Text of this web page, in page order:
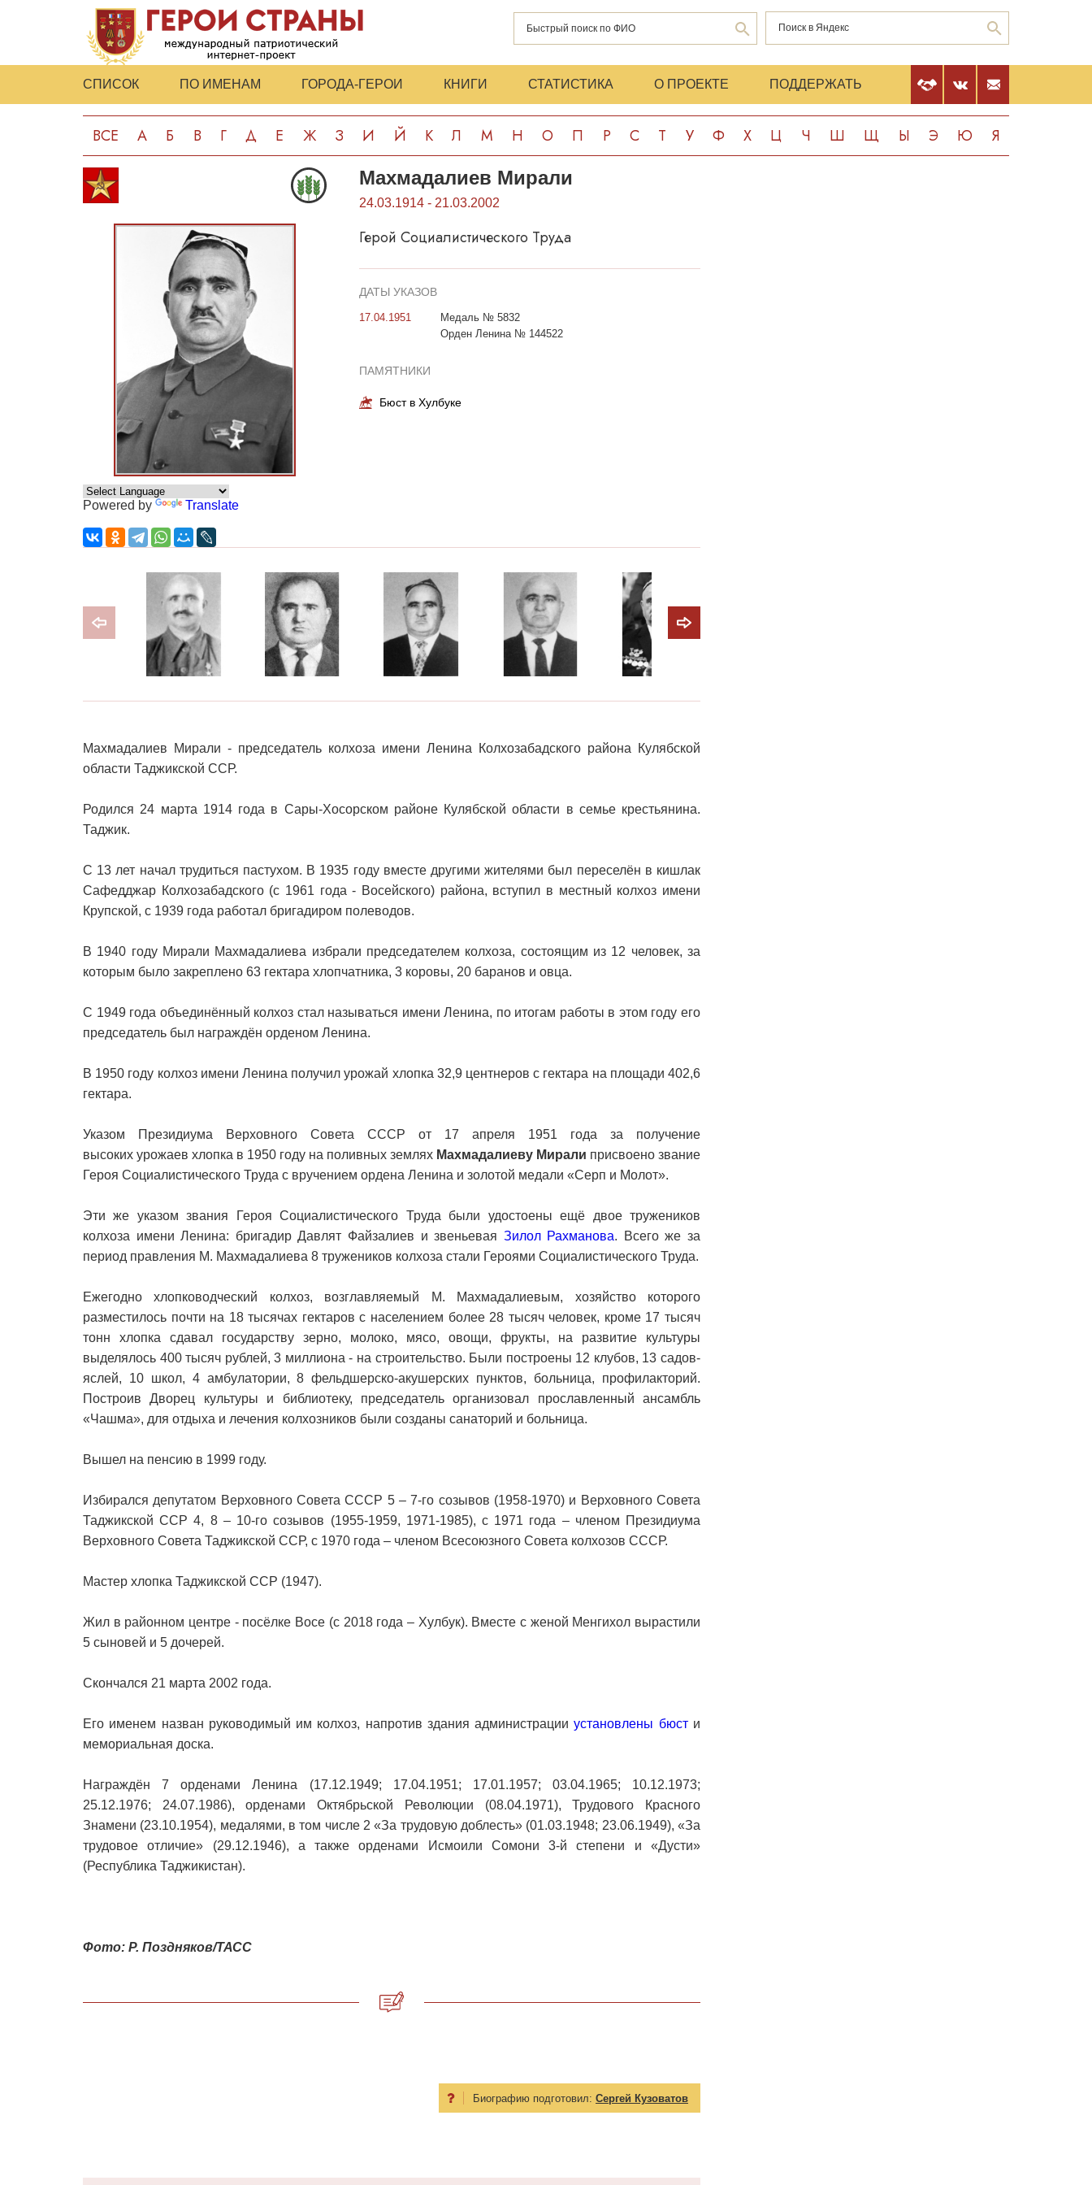
СПИСОК ПО ИМЕНАМ ГОРОДА-ГЕРОИ КНИГИ СТАТИСТИКА О ПРОЕКТЕ ПОДДЕРЖАТЬ
ВСЕ А Б В Г Д Е Ж З И Й К Л М Н О П Р С Т У Ф Х Ц Ч Ш Щ Ы Э Ю Я
Powered by Translate
Махмадалиев Мирали
24.03.1914 - 21.03.2002
Герой Социалистического Труда
ДАТЫ УКАЗОВ
17.04.1951
Медаль № 5832
Орден Ленина № 144522
ПАМЯТНИКИ
Бюст в Хулбуке
Махмадалиев Мирали - председатель колхоза имени Ленина Колхозабадского района Кулябской
области Таджикской ССР.
Родился 24 марта 1914 года в Сары-Хосорском районе Кулябской области в семье крестьянина.
Таджик.
С 13 лет начал трудиться пастухом. В 1935 году вместе другими жителями был переселён в кишлак
Сафедджар Колхозабадского (с 1961 года - Восейского) района, вступил в местный колхоз имени
Крупской, с 1939 года работал бригадиром полеводов.
В 1940 году Мирали Махмадалиева избрали председателем колхоза, состоящим из 12 человек, за
которым было закреплено 63 гектара хлопчатника, 3 коровы, 20 баранов и овца.
С 1949 года объединённый колхоз стал называться имени Ленина, по итогам работы в этом году его
председатель был награждён орденом Ленина.
В 1950 году колхоз имени Ленина получил урожай хлопка 32,9 центнеров с гектара на площади 402,6
гектара.
Указом Президиума Верховного Совета СССР от 17 апреля 1951 года за получение
высоких урожаев хлопка в 1950 году на поливных землях Махмадалиеву Мирали присвоено звание
Героя Социалистического Труда с вручением ордена Ленина и золотой медали «Серп и Молот».
Эти же указом звания Героя Социалистического Труда были удостоены ещё двое тружеников
колхоза имени Ленина: бригадир Давлят Файзалиев и звеньевая Зилол Рахманова. Всего же за
период правления М. Махмадалиева 8 тружеников колхоза стали Героями Социалистического Труда.
Ежегодно хлопководческий колхоз, возглавляемый М. Махмадалиевым, хозяйство которого
разместилось почти на 18 тысячах гектаров с населением более 28 тысяч человек, кроме 17 тысяч
тонн хлопка сдавал государству зерно, молоко, мясо, овощи, фрукты, на развитие культуры
выделялось 400 тысяч рублей, 3 миллиона - на строительство. Были построены 12 клубов, 13 садов-
яслей, 10 школ, 4 амбулатории, 8 фельдшерско-акушерских пунктов, больница, профилакторий.
Построив Дворец культуры и библиотеку, председатель организовал прославленный ансамбль
«Чашма», для отдыха и лечения колхозников были созданы санаторий и больница.
Вышел на пенсию в 1999 году.
Избирался депутатом Верховного Совета СССР 5 – 7-го созывов (1958-1970) и Верховного Совета
Таджикской ССР 4, 8 – 10-го созывов (1955-1959, 1971-1985), с 1971 года – членом Президиума
Верховного Совета Таджикской ССР, с 1970 года – членом Всесоюзного Совета колхозов СССР.
Мастер хлопка Таджикской ССР (1947).
Жил в районном центре - посёлке Восе (с 2018 года – Хулбук). Вместе с женой Менгихол вырастили
5 сыновей и 5 дочерей.
Скончался 21 марта 2002 года.
Его именем назван руководимый им колхоз, напротив здания администрацииустановлены бюсти
мемориальная доска.
Награждён 7 орденами Ленина (17.12.1949; 17.04.1951; 17.01.1957; 03.04.1965; 10.12.1973;
25.12.1976; 24.07.1986), орденами Октябрьской Революции (08.04.1971), Трудового Красного
Знамени (23.10.1954), медалями, в том числе 2 «За трудовую доблесть» (01.03.1948; 23.06.1949), «За
трудовое отличие» (29.12.1946), а также орденами Исмоили Сомони 3-й степени и «Дусти»
(Республика Таджикистан).
Фото: Р. Поздняков/ТАСС
Биографию подготовил: Сергей Кузоватов